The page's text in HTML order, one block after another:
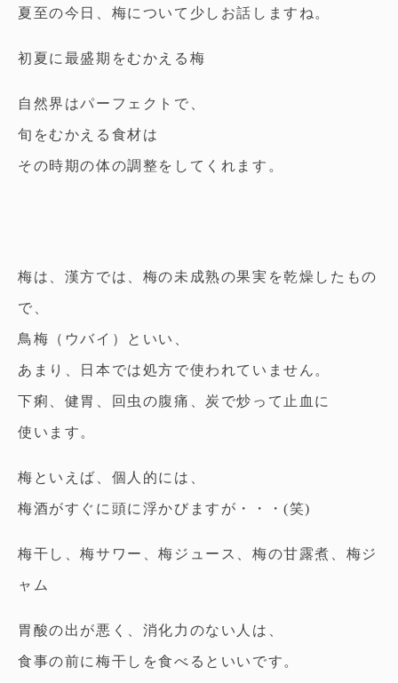
夏至の今日、梅について少しお話しますね。
初夏に最盛期をむかえる梅
自然界はパーフェクトで、
旬をむかえる食材は
その時期の体の調整をしてくれます。
梅は、漢方では、梅の未成熟の果実を乾燥したもの
で、
鳥梅（ウバイ）といい、
あまり、日本では処方で使われていません。
下痢、健胃、回虫の腹痛、炭で炒って止血に
使います。
梅といえば、個人的には、
梅酒がすぐに頭に浮かびますが・・・(笑)
梅干し、梅サワー、梅ジュース、梅の甘露煮、梅ジ
ャム
胃酸の出が悪く、消化力のない人は、
食事の前に梅干しを食べるといいです。